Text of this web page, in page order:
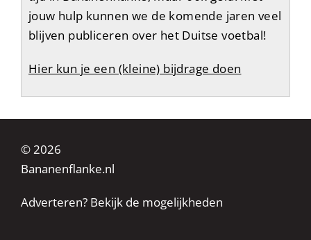
jouw hulp kunnen we de komende jaren veel
blijven publiceren over het Duitse voetbal!
Hier kun je een (kleine) bijdrage doen
© 2026
Bananenflanke.nl
Adverteren? Bekijk de mogelijkheden